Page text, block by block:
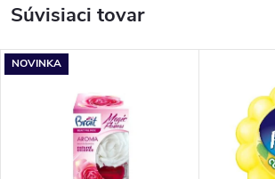
Súvisiaci tovar
NOVINKA